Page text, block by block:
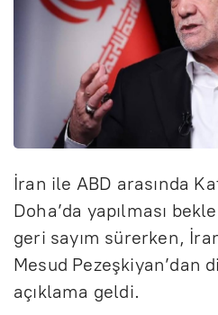
İran ile ABD arasında
Doha’da yapılması
geri sayım sürerken,
Mesud Pezeşkiyan’dan
açıklama geldi.